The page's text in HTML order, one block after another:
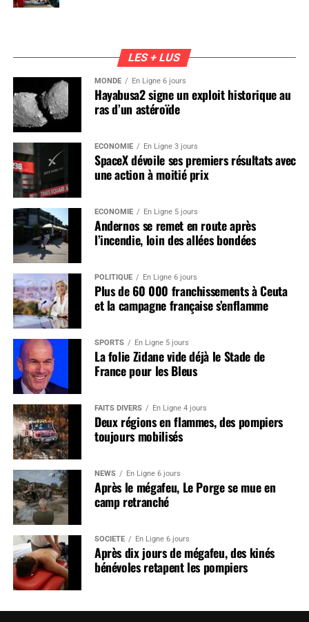
LES + LUS
MONDE En Ligne 6 jours
Hayabusa2 signe un exploit historique au
ras d’un astéroïde
ÉCONOMIE En Ligne 3 jours
SpaceX dévoile ses premiers résultats avec
une action à moitié prix
ÉCONOMIE En Ligne 5 jours
Andernos se remet en route après
l’incendie, loin des allées bondées
POLITIQUE En Ligne 6 jours
Plus de 60 000 franchissements à Ceuta
et la campagne française s’enflamme
SPORTS En Ligne 5 jours
La folie Zidane vide déjà le Stade de
France pour les Bleus
FAITS DIVERS En Ligne 4 jours
Deux régions en flammes, des pompiers
toujours mobilisés
NEWS En Ligne 6 jours
Après le mégafeu, Le Porge se mue en
camp retranché
SOCIÉTÉ En Ligne 6 jours
Après dix jours de mégafeu, des kinés
bénévoles retapent les pompiers